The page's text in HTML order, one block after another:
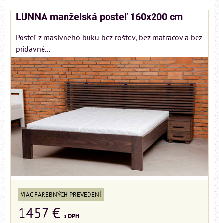
LUNNA manželská posteľ 160x200 cm
Posteľ z masívneho buku bez roštov, bez matracov a bez
prídavné...
VIAC FAREBNÝCH PREVEDENÍ
1457 € s DPH